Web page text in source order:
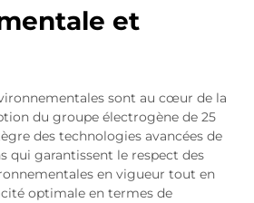
et
sont au cœur de la
du groupe électrogène de 25
des technologies avancées de
qui garantissent le respect des
en vigueur tout en
optimale en termes de